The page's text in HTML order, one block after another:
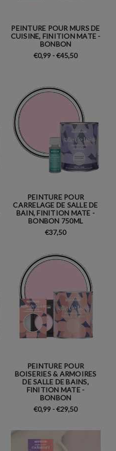
PEINTURE POUR MURS DE
CUISINE, FINITION MATE -
BONBON
€0,99 - €45,50
PEINTURE POUR
CARRELAGE DE SALLE DE
BAIN, FINITION MATE -
BONBON 750ML
€37,50
PEINTURE POUR
BOISERIES & ARMOIRES
DE SALLE DE BAINS,
FINITION MATE -
BONBON
€0,99 - €29,50